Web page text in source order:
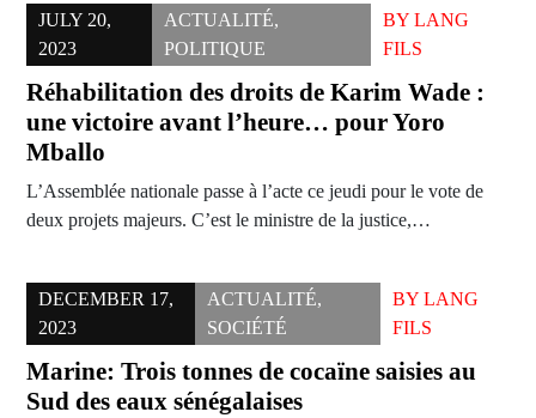
JULY 20,
2023
ACTUALITÉ,
POLITIQUE
BYLANG
FILS
Réhabilitation des droits de Karim Wade :
une victoire avant l’heure… pour Yoro
Mballo
L’Assemblée nationale passe à l’acte ce jeudi pour le vote de
deux projets majeurs. C’est le ministre de la justice,…
DECEMBER 17,
2023
ACTUALITÉ,
SOCIÉTÉ
BY LANG
FILS
Marine: Trois tonnes de cocaïne saisies au
Sud des eaux sénégalaises